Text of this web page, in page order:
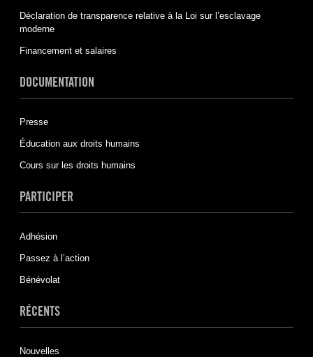
Déclaration de transparence relative à la Loi sur l’esclavage
moderne
Financement et salaires
DOCUMENTATION
Presse
Éducation aux droits humains
Cours sur les droits humains
PARTICIPER
Adhésion
Passez à l’action
Bénévolat
RÉCENTS
Nouvelles